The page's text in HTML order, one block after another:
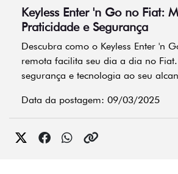
Keyless Enter 'n Go no Fiat:
Praticidade e Segurança
Descubra como o Keyless Enter 'n
remota facilita seu dia a dia no
segurança e tecnologia ao seu
Data da postagem: 09/03/2025